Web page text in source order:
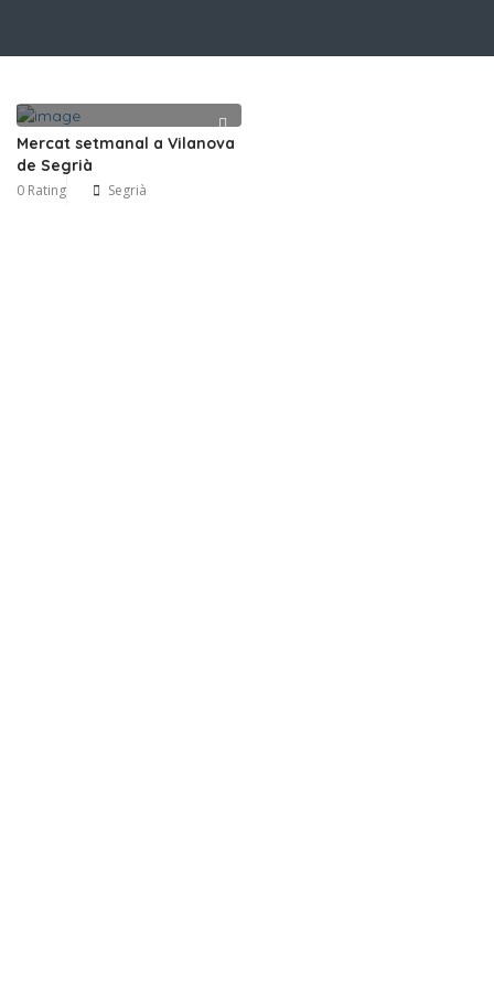
Mercat setmanal a Vilanova
de Segrià
0 Rating Segrià